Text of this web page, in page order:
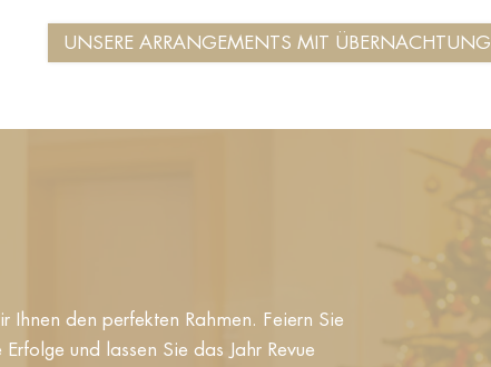
UNSERE ARRANGEMENTS MIT ÜBERNACHTUNG
Ihnen den perfekten Rahmen. Feiern Sie
und lassen Sie das Jahr Revue